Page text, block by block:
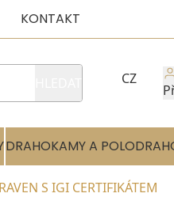
KONTAKT
CZ
DRAHOKAMY A
S IGI CERTIFIKÁTEM